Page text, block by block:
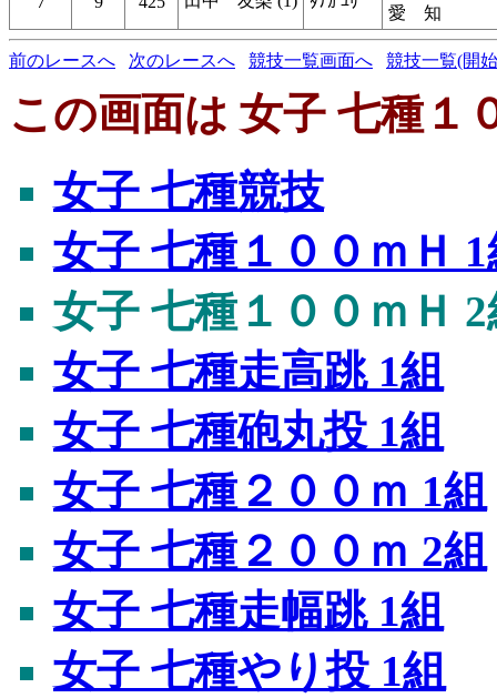
愛 知
前のレースへ 次のレースへ 競技一覧画面へ 競技一覧(開
この画面は 女子 七種１
女子 七種競技
女子 七種１００ｍＨ 1
女子 七種１００ｍＨ 2
女子 七種走高跳 1組
女子 七種砲丸投 1組
女子 七種２００ｍ 1組
女子 七種２００ｍ 2組
女子 七種走幅跳 1組
女子 七種やり投 1組